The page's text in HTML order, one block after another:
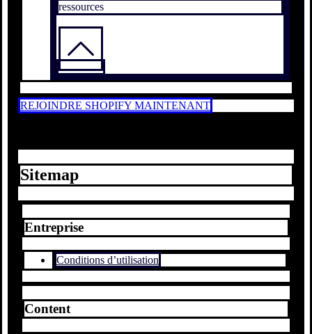
ressources
REJOINDRE SHOPIFY MAINTENANT
Sitemap
Entreprise
Conditions d’utilisation
Content